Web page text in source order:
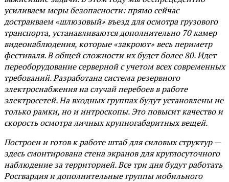
усиливаем меры безопасности: прямо сейчас
достраиваем «шлюзовый» въезд для осмотра грузового
транспорта, устанавливаются дополнительно 70 камер
видеонаблюдения, которые «закроют» весь периметр
фестиваля. В общей сложности их будет более 80. Идет
переоборудование серверной с учетом всех современных
требований. Разработана система резервного
электроснабжения на случай перебоев в работе
электросетей. На входных группах будут установлены не
только рамки, но и интроскопы. Это повысит качество и
скорость осмотра личных крупногабаритных вещей.
Построен и готов к работе штаб для силовых структур —
здесь смонтирована стена экранов для круглосуточного
наблюдение за территорией. Все три дня будут работать
Росгвардия и дополнительные группы мобильного